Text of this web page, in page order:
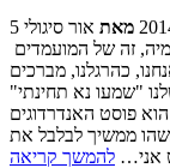
מאת אור סיגולי
כהרגלנו, מברכים
"שמעו נא תחינתי"
הוא פוסט האנדרדוגים
ממשיך לבלבל את
אני… להמשך קריאה